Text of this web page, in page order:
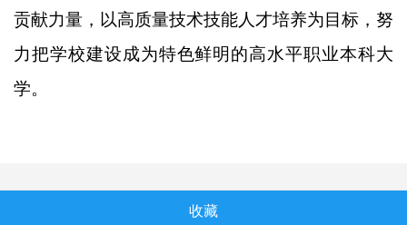
贡献力量 ，以高质量技术技能人才培养为目标，努
力把学校建设成为特色鲜明的高水平职业本科大
学。
收藏
技术支持：才立方就业